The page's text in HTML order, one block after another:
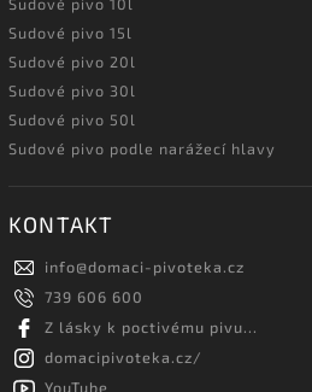
Sudové pivo 15l
Sudové pivo 20l
Sudové pivo 30l
Sudové pivo 50l
Sudové pivo podle narážecí hlavy
KONTAKT
info@domaci-pivoteka.cz
739 606 600
Z lásky k poctivému pivu...
domacipivoteka.cz/
YouTube